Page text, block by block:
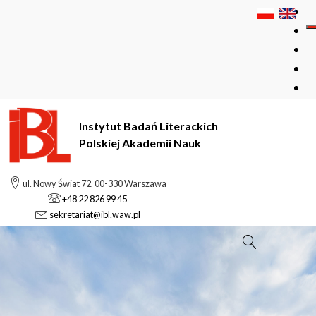
Instytut Badań Literackich
Polskiej Akademii Nauk
ul. Nowy Świat 72, 00-330 Warszawa
+48 22 826 99 45
sekretariat@ibl.waw.pl
Szukaj